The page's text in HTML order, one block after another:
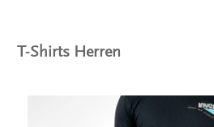
T-Shirts Herren